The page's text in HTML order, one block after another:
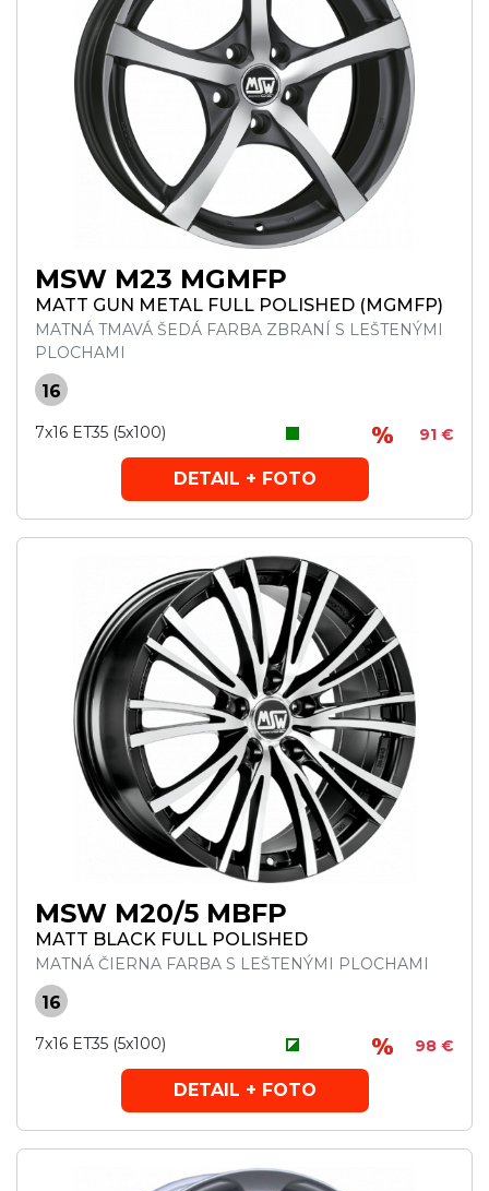
MSW M23 MGMFP
MATT GUN METAL FULL POLISHED (MGMFP)
MATNÁ TMAVÁ ŠEDÁ FARBA ZBRANÍ S LEŠTENÝMI
PLOCHAMI
16
7x16 ET35 (5x100) 91 €
DETAIL + FOTO
MSW M20/5 MBFP
MATT BLACK FULL POLISHED
MATNÁ ČIERNA FARBA S LEŠTENÝMI PLOCHAMI
16
7x16 ET35 (5x100) 98 €
DETAIL + FOTO